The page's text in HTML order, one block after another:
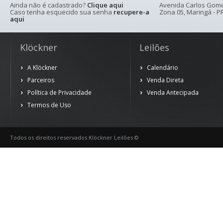
Ainda não é cadastrado? Clique aqui
Caso tenha esquecido sua senha recupere-a
aqui
Avenida Carlos
Zona 05, Maringá -
Klöckner
A Klöckner
Parceiros
Política de Privacidade
Termos de Uso
Leilões
Calendário
Venda Direta
Venda Antecipada
Todos os direitos reservados Klöckner Leilões ©